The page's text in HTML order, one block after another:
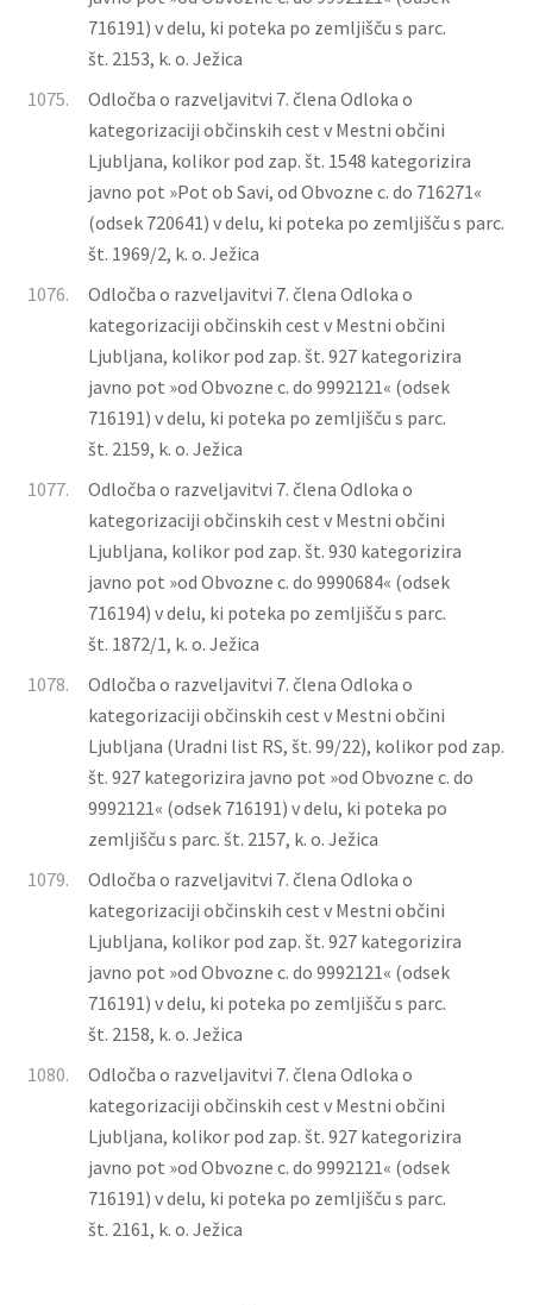
716191) v delu, ki poteka po zemljišču s parc.
št. 2153, k. o. Ježica
1075.
Odločba o razveljavitvi 7. člena Odloka o
kategorizaciji občinskih cest v Mestni občini
Ljubljana, kolikor pod zap. št. 1548 kategorizira
javno pot »Pot ob Savi, od Obvozne c. do 716271«
(odsek 720641) v delu, ki poteka po zemljišču s parc.
št. 1969/2, k. o. Ježica
1076.
Odločba o razveljavitvi 7. člena Odloka o
kategorizaciji občinskih cest v Mestni občini
Ljubljana, kolikor pod zap. št. 927 kategorizira
javno pot »od Obvozne c. do 9992121« (odsek
716191) v delu, ki poteka po zemljišču s parc.
št. 2159, k. o. Ježica
1077.
Odločba o razveljavitvi 7. člena Odloka o
kategorizaciji občinskih cest v Mestni občini
Ljubljana, kolikor pod zap. št. 930 kategorizira
javno pot »od Obvozne c. do 9990684« (odsek
716194) v delu, ki poteka po zemljišču s parc.
št. 1872/1, k. o. Ježica
1078.
Odločba o razveljavitvi 7. člena Odloka o
kategorizaciji občinskih cest v Mestni občini
Ljubljana (Uradni list RS, št. 99/22), kolikor pod zap.
št. 927 kategorizira javno pot »od Obvozne c. do
9992121« (odsek 716191) v delu, ki poteka po
zemljišču s parc. št. 2157, k. o. Ježica
1079.
Odločba o razveljavitvi 7. člena Odloka o
kategorizaciji občinskih cest v Mestni občini
Ljubljana, kolikor pod zap. št. 927 kategorizira
javno pot »od Obvozne c. do 9992121« (odsek
716191) v delu, ki poteka po zemljišču s parc.
št. 2158, k. o. Ježica
1080.
Odločba o razveljavitvi 7. člena Odloka o
kategorizaciji občinskih cest v Mestni občini
Ljubljana, kolikor pod zap. št. 927 kategorizira
javno pot »od Obvozne c. do 9992121« (odsek
716191) v delu, ki poteka po zemljišču s parc.
št. 2161, k. o. Ježica